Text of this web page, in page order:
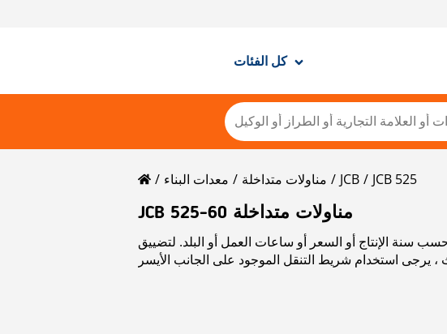
كل الفئات
معدات البناء مناولات متداخلة JCB
JCB 525
JCB 525-60 مناولات متداخلة
سنة الإنتاج أو السعر أو ساعات العمل أو البلد. لتضييق